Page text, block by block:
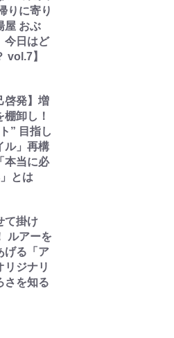
りに寄り
屋 おぶ
今日はど
vol.7】
啓発】増
棚卸し！
” 目指し
ル」再構
本当に必
とは
て掛け
ルアーを
げる「ア
リジナリ
さを知る